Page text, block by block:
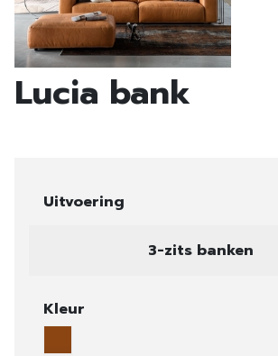
Lucia bank
Uitvoering
3-zits banken
Kleur